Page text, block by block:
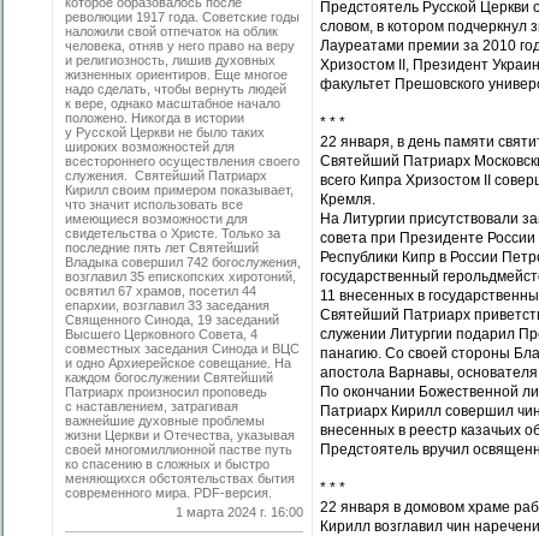
революции 1917 года. Советские годы
наложили свой отпечаток на облик
человека, отняв у него право на веру
и религиозность, лишив духовных
жизненных ориентиров. Еще многое
надо сделать, чтобы вернуть людей
к вере, однако масштабное начало
положено. Никогда в истории
у Русской Церкви не было таких
широких возможностей для
всестороннего осуществления своего
служения. Святейший Патриарх
Кирилл своим примером показывает,
что значит использовать все
имеющиеся возможности для
свидетельства о Христе. Только за
последние пять лет Святейший
Владыка совершил 742 богослужения,
возглавил 35 епископских хиротоний,
освятил 67 храмов, посетил 44
епархии, возглавил 33 заседания
Священного Синода, 19 заседаний
Высшего Церковного Совета, 4
совместных заседания Синода и ВЦС
и одно Архиерейское совещание. На
каждом богослужении Святейший
Патриарх произносил проповедь
с наставлением, затрагивая
важнейшие духовные проблемы
жизни Церкви и Отечества, указывая
своей многомиллионной пастве путь
ко спасению в сложных и быстро
меняющихся обстоятельствах бытия
современного мира. PDF-версия.
1 марта 2024 г. 16:00
Предстоятель Русской
словом, в котором подчеркнул
Лауреатами премии за 2010
Хризостом II, Президент
факультет Прешовского
* * *
22 января, в день памяти
Святейший Патриарх
всего Кипра Хризостом II
Кремля.
На Литургии присутствовали
совета при Президенте
Республики Кипр в России
государственный
11 внесенных в
Святейший Патриарх
служении Литургии подарил
панагию. Со своей стороны
апостола Варнавы,
По окончании Божественной
Патриарх Кирилл совершил
внесенных в реестр казачьих
Предстоятель вручил
* * *
22 января в домовом храме
Кирилл возглавил чин